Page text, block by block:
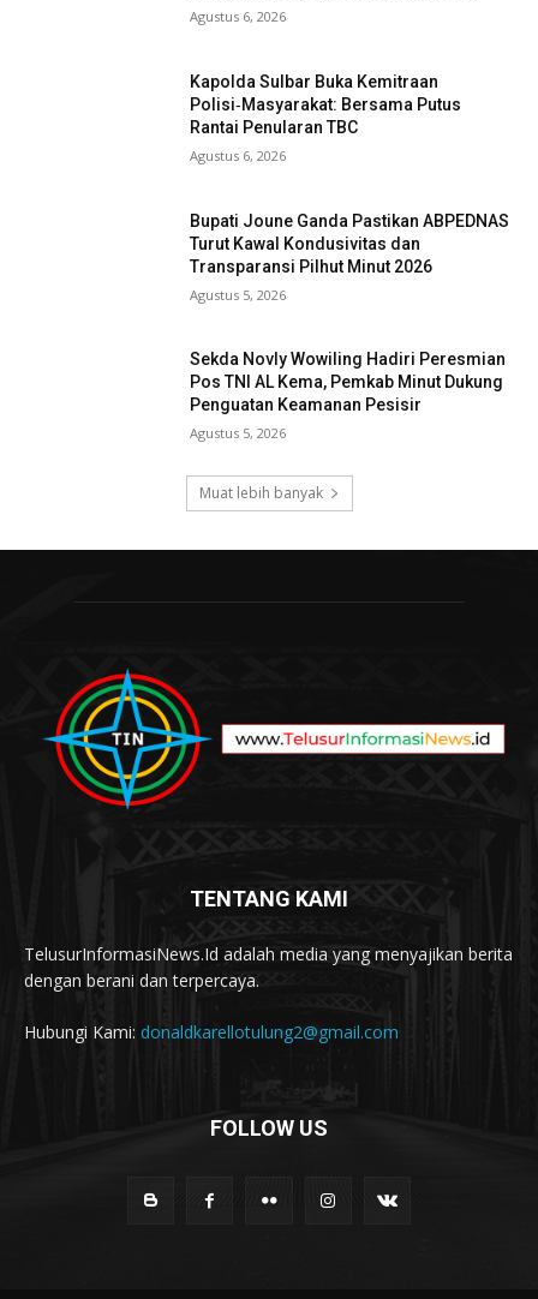
Agustus 6, 2026
Kapolda Sulbar Buka Kemitraan
Polisi‑Masyarakat: Bersama Putus
Rantai Penularan TBC
Agustus 6, 2026
Bupati Joune Ganda Pastikan ABPEDNAS
Turut Kawal Kondusivitas dan
Transparansi Pilhut Minut 2026
Agustus 5, 2026
Sekda Novly Wowiling Hadiri Peresmian
Pos TNI AL Kema, Pemkab Minut Dukung
Penguatan Keamanan Pesisir
Agustus 5, 2026
Muat lebih banyak
TENTANG KAMI
TelusurInformasiNews.Id adalah media yang menyajikan berita
dengan berani dan terpercaya.
Hubungi Kami: donaldkarellotulung2@gmail.com
FOLLOW US